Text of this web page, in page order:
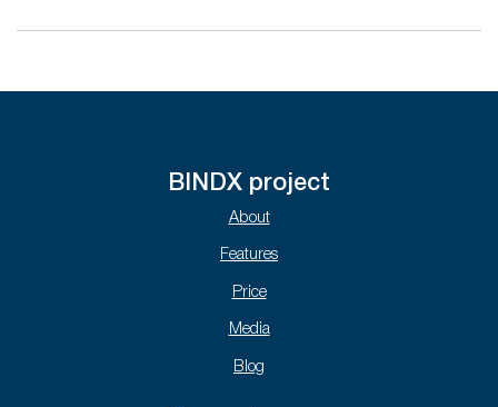
BINDX project
About
Features
Price
Media
Blog